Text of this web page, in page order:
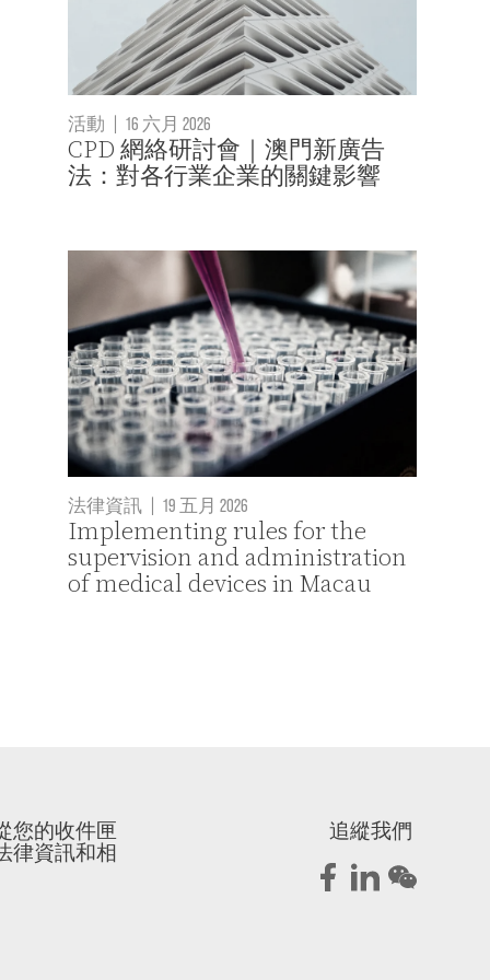
活動 | 16 六月 2026
CPD 網絡研討會｜澳門新廣告
法：對各行業企業的關鍵影響
法律資訊 | 19 五月 2026
Implementing rules for the
supervision and administration
of medical devices in Macau
您的收件匣
律資訊和相
追縱我們